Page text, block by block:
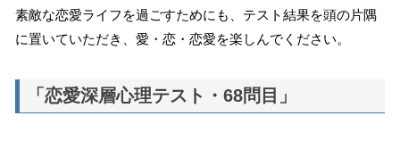
素敵な恋愛ライフを過ごすためにも、テスト結果を頭の片隅
に置いていただき、愛・恋・恋愛を楽しんでください。
「恋愛深層心理テスト・68問目」